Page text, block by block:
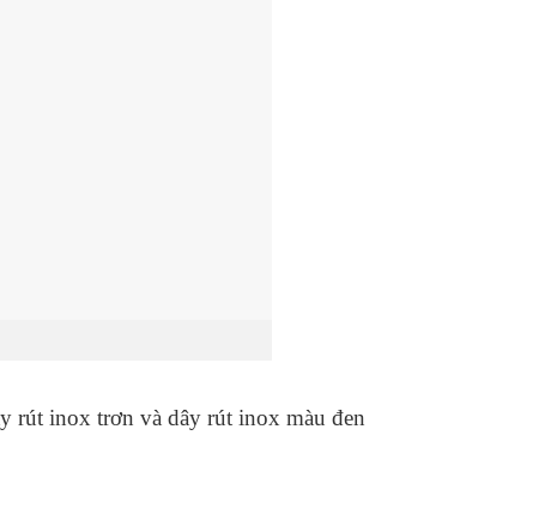
rút inox trơn và dây rút inox màu đen